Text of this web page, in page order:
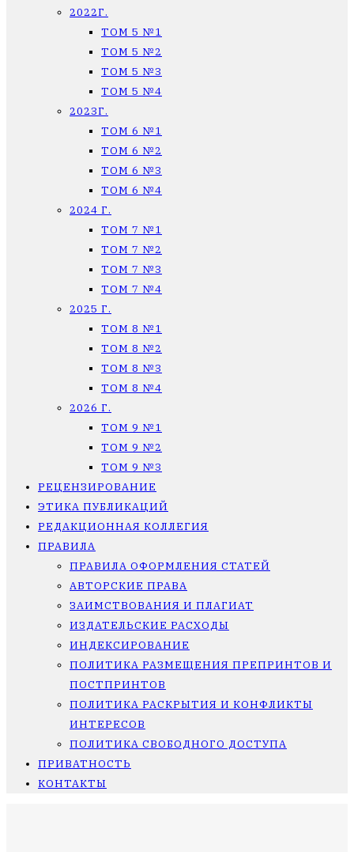
2022Г.
ТОМ 5 №1
ТОМ 5 №2
ТОМ 5 №3
ТОМ 5 №4
2023Г.
ТОМ 6 №1
ТОМ 6 №2
ТОМ 6 №3
ТОМ 6 №4
2024 Г.
ТОМ 7 №1
ТОМ 7 №2
ТОМ 7 №3
ТОМ 7 №4
2025 Г.
ТОМ 8 №1
ТОМ 8 №2
ТОМ 8 №3
ТОМ 8 №4
2026 Г.
ТОМ 9 №1
ТОМ 9 №2
ТОМ 9 №3
РЕЦЕНЗИРОВАНИЕ
ЭТИКА ПУБЛИКАЦИЙ
РЕДАКЦИОННАЯ КОЛЛЕГИЯ
ПРАВИЛА
ПРАВИЛА ОФОРМЛЕНИЯ СТАТЕЙ
АВТОРСКИЕ ПРАВА
ЗАИМСТВОВАНИЯ И ПЛАГИАТ
ИЗДАТЕЛЬСКИЕ РАСХОДЫ
ИНДЕКСИРОВАНИЕ
ПОЛИТИКА РАЗМЕЩЕНИЯ ПРЕПРИНТОВ И
ПОСТПРИНТОВ
ПОЛИТИКА РАСКРЫТИЯ И КОНФЛИКТЫ
ИНТЕРЕСОВ
ПОЛИТИКА СВОБОДНОГО ДОСТУПА
ПРИВАТНОСТЬ
КОНТАКТЫ